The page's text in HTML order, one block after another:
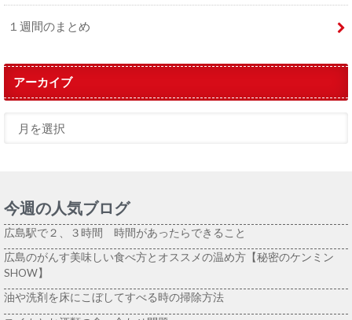
１週間のまとめ
アーカイブ
今週の人気ブログ
広島駅で２、３時間 時間があったらできること
広島のがんす美味しい食べ方とオススメの温め方【秘密のケンミン
SHOW】
油や洗剤を床にこぼしてすべる時の掃除方法